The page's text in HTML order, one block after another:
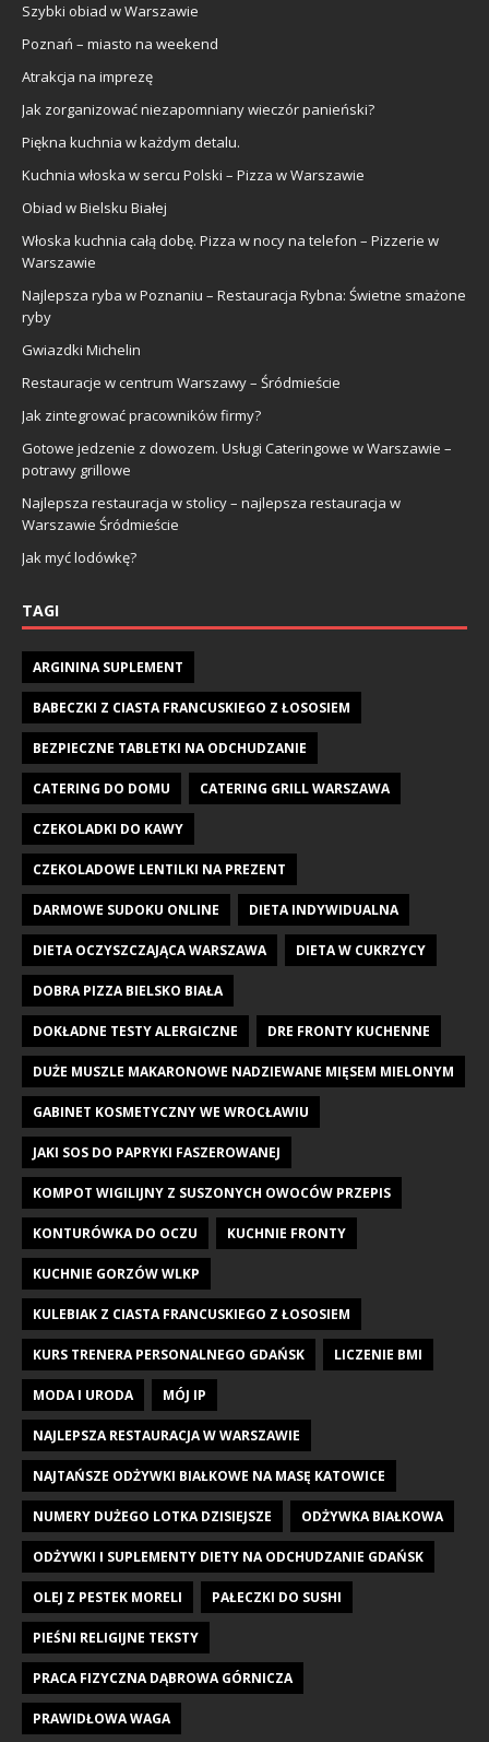
Szybki obiad w Warszawie
Poznań – miasto na weekend
Atrakcja na imprezę
Jak zorganizować niezapomniany wieczór panieński?
Piękna kuchnia w każdym detalu.
Kuchnia włoska w sercu Polski – Pizza w Warszawie
Obiad w Bielsku Białej
Włoska kuchnia całą dobę. Pizza w nocy na telefon – Pizzerie w
Warszawie
Najlepsza ryba w Poznaniu – Restauracja Rybna: Świetne smażone
ryby
Gwiazdki Michelin
Restauracje w centrum Warszawy – Śródmieście
Jak zintegrować pracowników firmy?
Gotowe jedzenie z dowozem. Usługi Cateringowe w Warszawie –
potrawy grillowe
Najlepsza restauracja w stolicy – najlepsza restauracja w
Warszawie Śródmieście
Jak myć lodówkę?
TAGI
ARGININA SUPLEMENT
BABECZKI Z CIASTA FRANCUSKIEGO Z ŁOSOSIEM
BEZPIECZNE TABLETKI NA ODCHUDZANIE
CATERING DO DOMU CATERING GRILL WARSZAWA
CZEKOLADKI DO KAWY
CZEKOLADOWE LENTILKI NA PREZENT
DARMOWE SUDOKU ONLINE DIETA INDYWIDUALNA
DIETA OCZYSZCZAJĄCA WARSZAWA DIETA W CUKRZYCY
DOBRA PIZZA BIELSKO BIAŁA
DOKŁADNE TESTY ALERGICZNE DRE FRONTY KUCHENNE
DUŻE MUSZLE MAKARONOWE NADZIEWANE MIĘSEM MIELONYM
GABINET KOSMETYCZNY WE WROCŁAWIU
JAKI SOS DO PAPRYKI FASZEROWANEJ
KOMPOT WIGILIJNY Z SUSZONYCH OWOCÓW PRZEPIS
KONTURÓWKA DO OCZU KUCHNIE FRONTY
KUCHNIE GORZÓW WLKP
KULEBIAK Z CIASTA FRANCUSKIEGO Z ŁOSOSIEM
KURS TRENERA PERSONALNEGO GDAŃSK LICZENIE BMI
MODA I URODA MÓJ IP
NAJLEPSZA RESTAURACJA W WARSZAWIE
NAJTAŃSZE ODŻYWKI BIAŁKOWE NA MASĘ KATOWICE
NUMERY DUŻEGO LOTKA DZISIEJSZE ODŻYWKA BIAŁKOWA
ODŻYWKI I SUPLEMENTY DIETY NA ODCHUDZANIE GDAŃSK
OLEJ Z PESTEK MORELI PAŁECZKI DO SUSHI
PIEŚNI RELIGIJNE TEKSTY
PRACA FIZYCZNA DĄBROWA GÓRNICZA
PRAWIDŁOWA WAGA